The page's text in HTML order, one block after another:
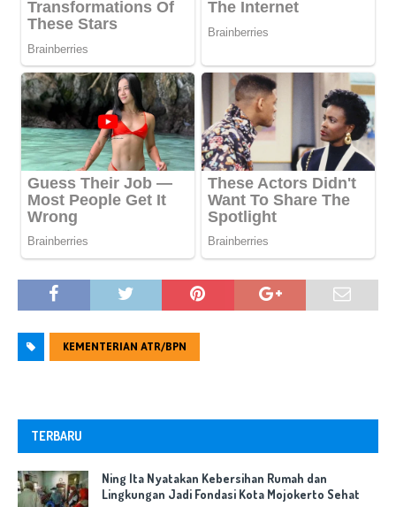
KEMENTERIAN ATR/BPN
TERBARU
Ning Ita Nyatakan Kebersihan Rumah dan
Lingkungan Jadi Fondasi Kota Mojokerto Sehat